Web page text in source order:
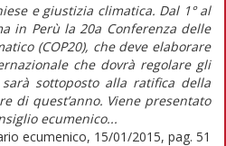
e giustizia climatica. Dal 1° al
in Perù la 20a Conferenza delle
(COP20), che deve elaborare
che dovrà regolare gli
sottoposto alla ratifica della
di quest’anno. Viene presentato
ecumenico...
ecumenico, 15/01/2015, pag. 51